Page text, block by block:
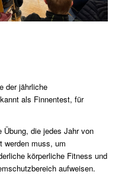
der jährliche
als Finnentest, für
Übung, die jedes Jahr von
werden muss, um
körperliche Fitness und
aufweisen.